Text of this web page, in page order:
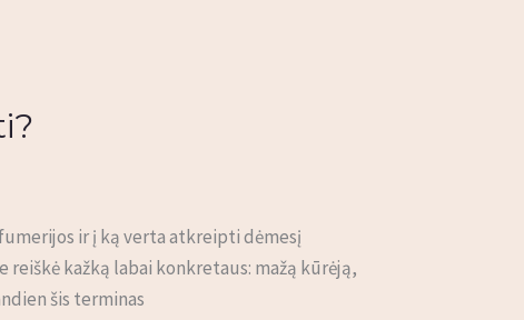
ir į ką verta atkreipti dėmesį
kažką labai konkretaus: mažą kūrėją,
šis terminas